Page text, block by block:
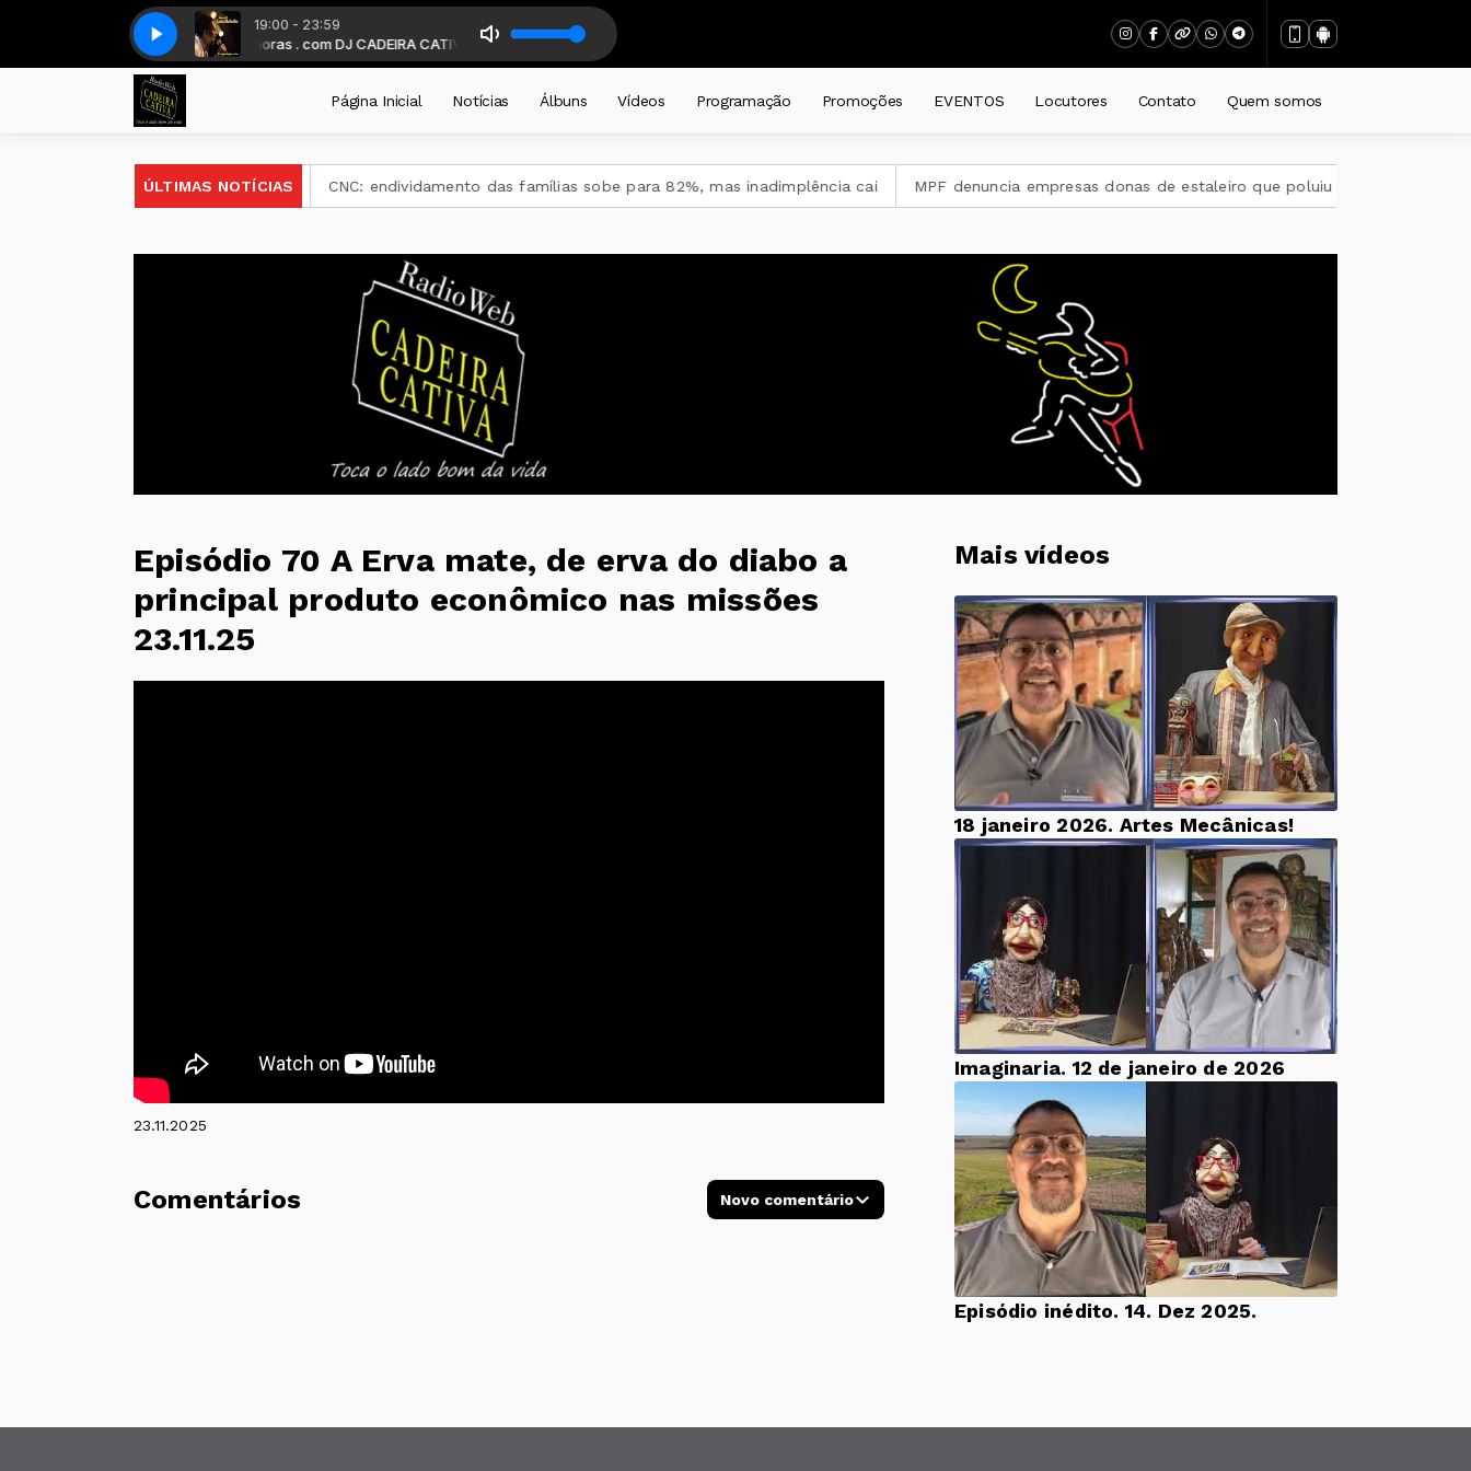
19:00 - 23:59
diariamente a partir das 19 horas . com DJ CADEIRA CATIVABONS TEMPOS CADEIRA diariamente a partir das 19 horas . com DJ CADEIRA CATIVA
LUIZ MELODIA - Estacio, Eu E Voce BA SAMBALUIZ MELODIA - Estacio, Eu E Voce BA SAMBA
Página Inicial Notícias Álbuns Vídeos Programação Promoções EVENTOS Locutores Contato Quem somos
ÚLTIMAS NOTÍCIAS
dias 12 e 13 de agosto em Ijuí CNC: endividamento das famílias sobe para 82%, mas inadimplência cai MPF denuncia empresas donas de estaleiro que poluiu Baía de Guanabara
Episódio 70 A Erva mate, de erva do diabo a
principal produto econômico nas missões
23.11.25
Mais vídeos
18 janeiro 2026. Artes Mecânicas!
Imaginaria. 12 de janeiro de 2026
Episódio inédito. 14. Dez 2025.
23.11.2025
Comentários Novo comentário